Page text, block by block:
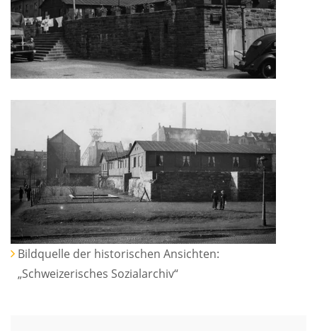
Bildquelle der historischen Ansichten:
„Schweizerisches Sozialarchiv“